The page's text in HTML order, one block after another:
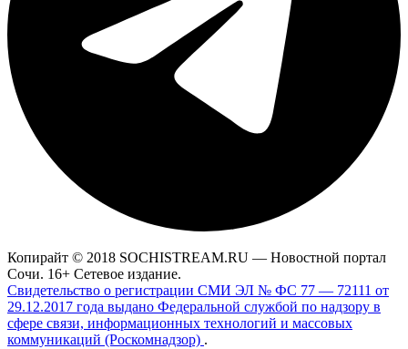
Копирайт © 2018 SOCHISTREAM.RU — Новостной портал
Сочи. 16+ Сетевое издание.
Свидетельство о регистрации СМИ ЭЛ № ФС 77 — 72111 от
29.12.2017 года выдано Федеральной службой по надзору в
сфере связи, информационных технологий и массовых
коммуникаций (Роскомнадзор) .